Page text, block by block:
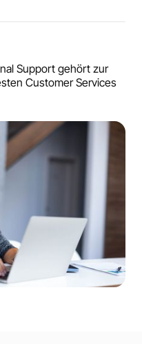
Support gehört zur
Customer Services